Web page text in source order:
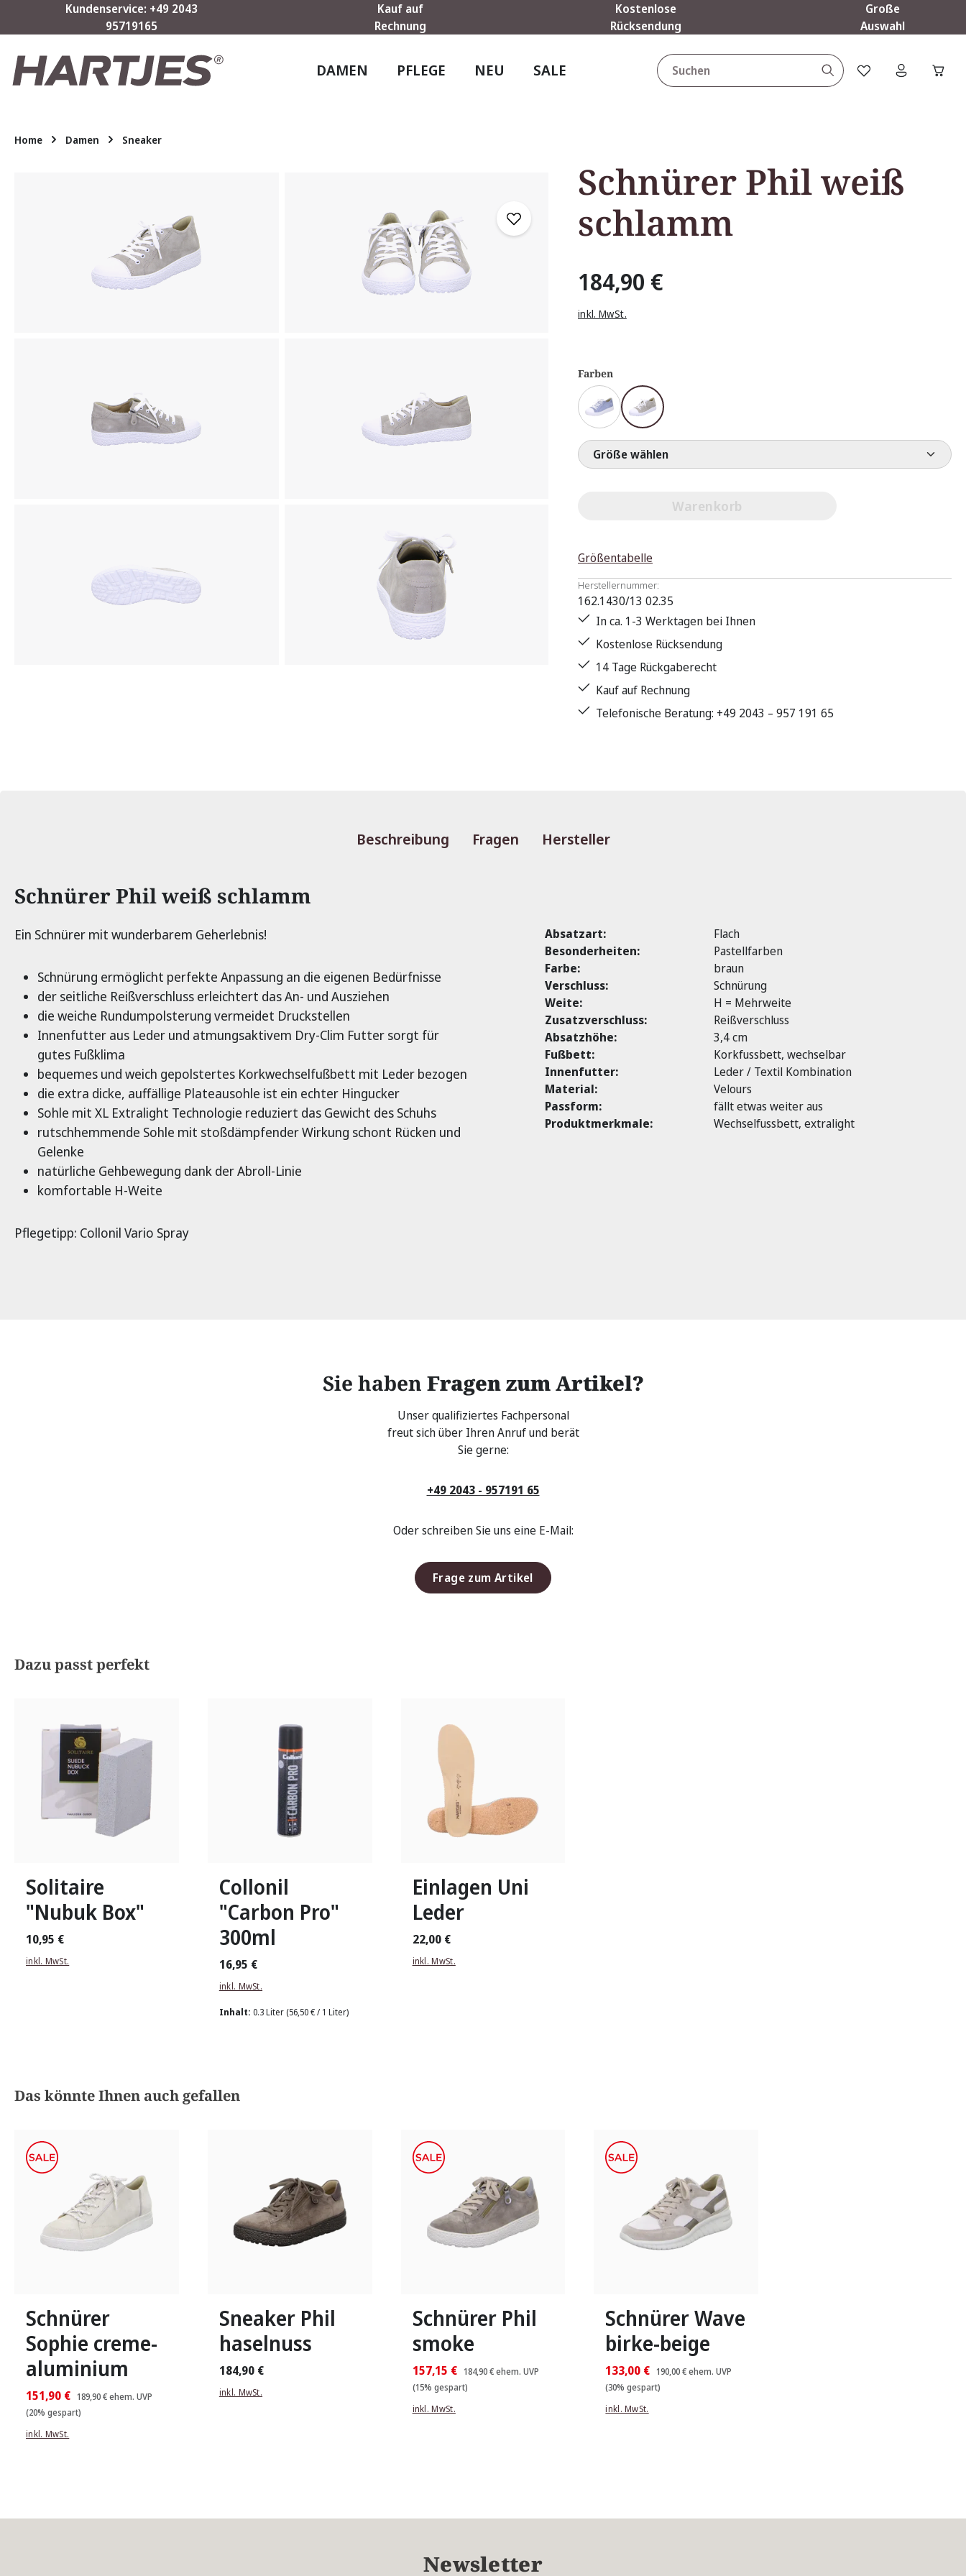
Hauptinhalt springen
Zur Suche springen
Zur Hauptnavigation springen
Kundenservice: +49 2043
95719165
Kauf auf
Rechnung
Kostenlose
Rücksendung
Große
Auswahl
DAMEN PFLEGE NEU SALE Du hast 0 Produkte
Home Damen Sneaker
Schnürer Phil weiß
schlamm
184,90 €
inkl. MwSt.
Farben
Größe wählen
Warenkorb
Größentabelle
Herstellernummer:
162.1430/13 02.35
In ca. 1-3 Werktagen bei Ihnen
Kostenlose Rücksendung
14 Tage Rückgaberecht
Kauf auf Rechnung
Telefonische Beratung: +49 2043 – 957 191 65
Beschreibung Fragen Hersteller
Produktinformationen
Schnürer Phil weiß schlamm
Ein Schnürer mit wunderbarem Geherlebnis!
Schnürung ermöglicht perfekte Anpassung an die eigenen Bedürfnisse
der seitliche Reißverschluss erleichtert das An- und Ausziehen
die weiche Rundumpolsterung vermeidet Druckstellen
Innenfutter aus Leder und atmungsaktivem Dry-Clim Futter sorgt für
gutes Fußklima
bequemes und weich gepolstertes Korkwechselfußbett mit Leder bezogen
die extra dicke, auffällige Plateausohle ist ein echter Hingucker
Sohle mit XL Extralight Technologie reduziert das Gewicht des Schuhs
rutschhemmende Sohle mit stoßdämpfender Wirkung schont Rücken und
Gelenke
natürliche Gehbewegung dank der Abroll-Linie
komfortable H-Weite
Pflegetipp: Collonil Vario Spray
Absatzart:
Flach
Besonderheiten:
Pastellfarben
Farbe:
braun
Verschluss:
Schnürung
Weite:
H = Mehrweite
Zusatzverschluss:
Reißverschluss
Absatzhöhe:
3,4 cm
Fußbett:
Korkfussbett, wechselbar
Innenfutter:
Leder / Textil Kombination
Material:
Velours
Passform:
fällt etwas weiter aus
Produktmerkmale:
Wechselfussbett, extralight
Sie haben Fragen zum Artikel?
Unser qualifiziertes Fachpersonal
freut sich über Ihren Anruf und berät
Sie gerne:
+49 2043 - 957191 65
Oder schreiben Sie uns eine E-Mail:
Frage zum Artikel
Produktgalerie überspringen
Dazu passt perfekt
Solitaire
"Nubuk Box"
10,95 €
inkl. MwSt.
Collonil
"Carbon Pro"
300ml
Inhalt: 0.3 Liter (56,50 € / 1 Liter)
16,95 €
inkl. MwSt.
Einlagen Uni
Leder
22,00 €
inkl. MwSt.
Produktgalerie überspringen
Das könnte Ihnen auch gefallen
Schnürer
Sophie creme-
aluminium
151,90 € 189,90 €ehem. UVP
(20% gespart)
inkl. MwSt.
Sneaker Phil
haselnuss
184,90 €
inkl. MwSt.
Schnürer Phil
smoke
157,15 € 184,90 €ehem. UVP
(15% gespart)
inkl. MwSt.
Schnürer Wave
birke-beige
133,00 € 190,00 €ehem. UVP
(30% gespart)
inkl. MwSt.
Newsletter